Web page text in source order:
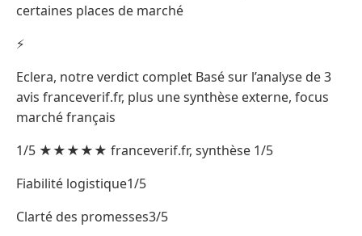
certaines places de marché
⚡
Eclera, notre verdict complet Basé sur l’analyse de 3
avis franceverif.fr, plus une synthèse externe, focus
marché français
1/5 ★★★★★ franceverif.fr, synthèse 1/5
Fiabilité logistique1/5
Clarté des promesses3/5